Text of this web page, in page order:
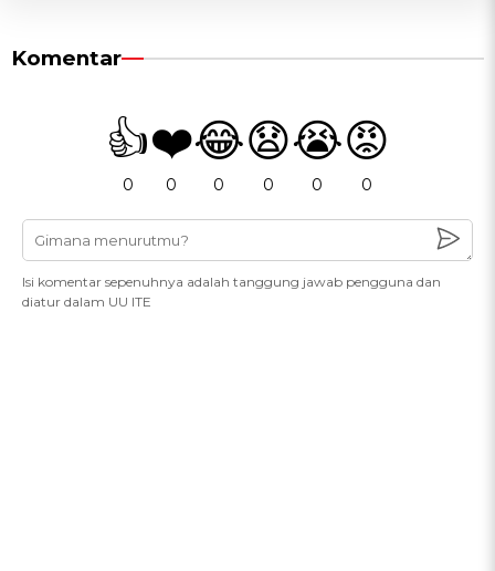
Komentar
👍
0
❤️
0
😂
0
😧
0
😭
0
😡
0
Isi komentar sepenuhnya adalah tanggung jawab pengguna dan
diatur dalam UU ITE